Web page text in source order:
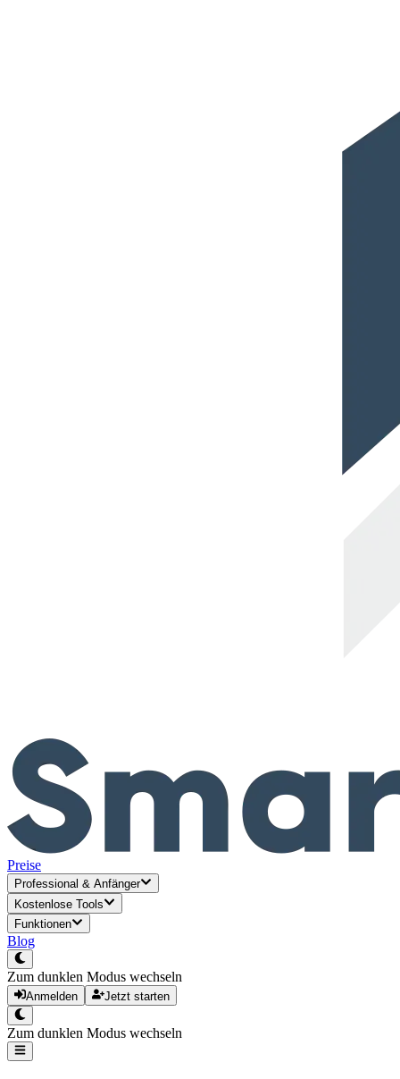
Preise
Professional & Anfänger
Kostenlose Tools
Funktionen
Blog
Zum dunklen Modus wechseln
Anmelden Jetzt starten
Zum dunklen Modus wechseln